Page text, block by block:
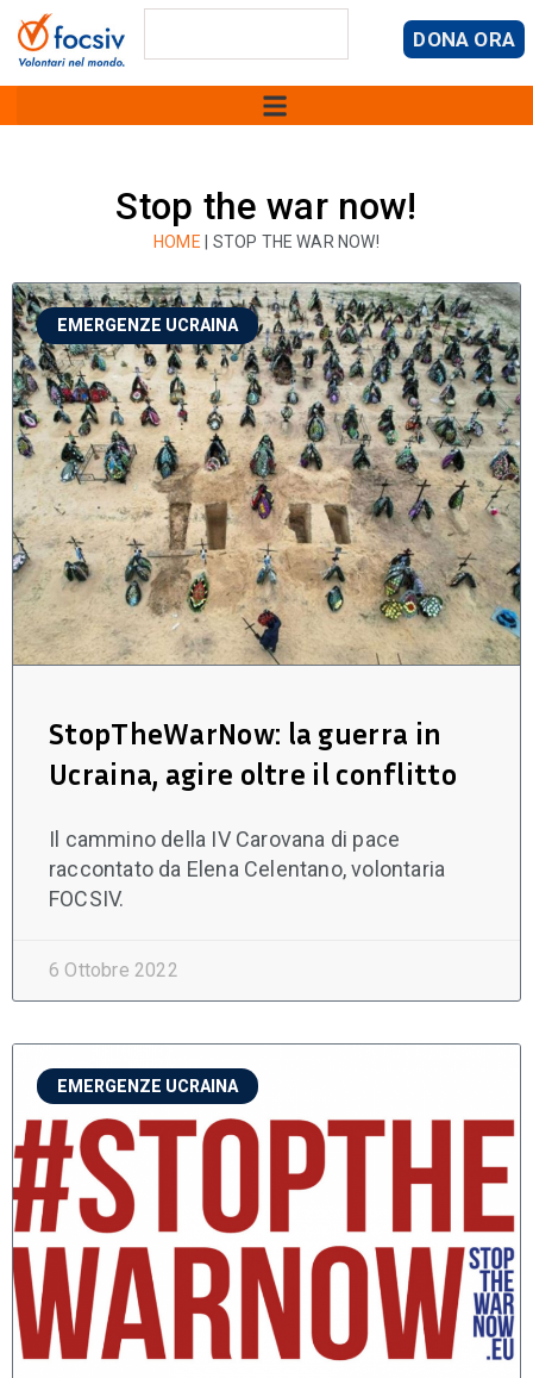
DONA ORA
Stop the war now!
HOME STOP THE WAR NOW!
EMERGENZE UCRAINA
StopTheWarNow: la guerra in
Ucraina, agire oltre il conflitto
Il cammino della IV Carovana di pace
raccontato da Elena Celentano, volontaria
FOCSIV.
6 Ottobre 2022
EMERGENZE UCRAINA